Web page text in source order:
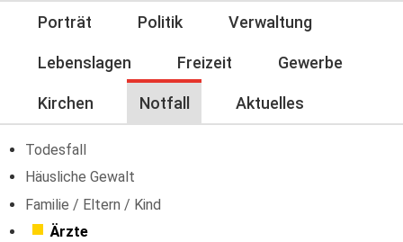
Porträt Politik Verwaltung
Lebenslagen Freizeit Gewerbe
Kirchen Notfall Aktuelles
Todesfall
Häusliche Gewalt
Familie / Eltern / Kind
Ärzte